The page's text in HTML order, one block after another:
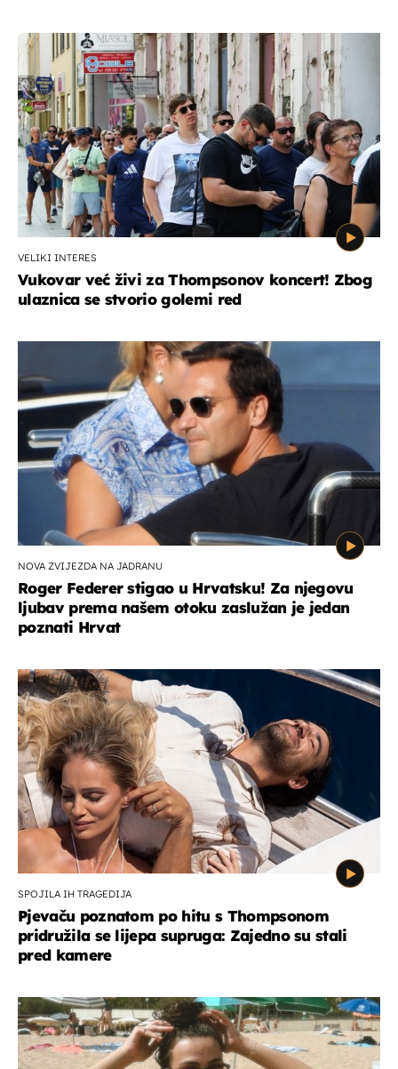
VELIKI INTERES
Vukovar već živi za Thompsonov koncert! Zbog
ulaznica se stvorio golemi red
NOVA ZVIJEZDA NA JADRANU
Roger Federer stigao u Hrvatsku! Za njegovu
ljubav prema našem otoku zaslužan je jedan
poznati Hrvat
SPOJILA IH TRAGEDIJA
Pjevaču poznatom po hitu s Thompsonom
pridružila se lijepa supruga: Zajedno su stali
pred kamere